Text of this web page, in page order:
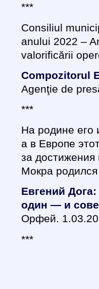
***
Consiliul
anului 2022 –
valorificării
Compozitorul
Agenţie de
***
На родине его
а в Европе
за
Мокра
Евгений
один — и
Орфей.
***